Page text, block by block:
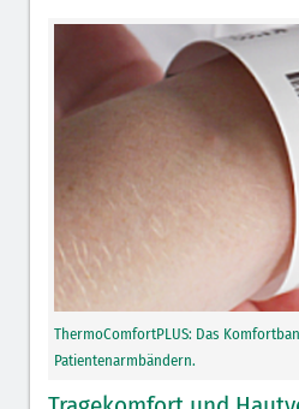
ThermoComfortPLUS: Das
Patientenarmbändern.